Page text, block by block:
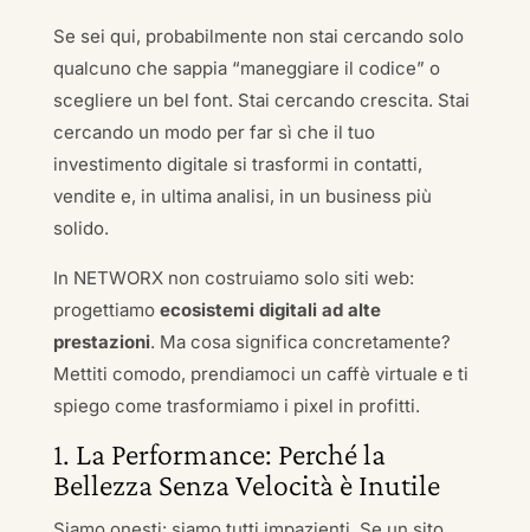
Se sei qui, probabilmente non stai cercando solo
qualcuno che sappia “maneggiare il codice” o
scegliere un bel font. Stai cercando crescita. Stai
cercando un modo per far sì che il tuo
investimento digitale si trasformi in contatti,
vendite e, in ultima analisi, in un business più
solido.
In NETWORX non costruiamo solo siti web:
progettiamo ecosistemi digitali ad alte
prestazioni. Ma cosa significa concretamente?
Mettiti comodo, prendiamoci un caffè virtuale e ti
spiego come trasformiamo i pixel in profitti.
1. La Performance: Perché la
Bellezza Senza Velocità è Inutile